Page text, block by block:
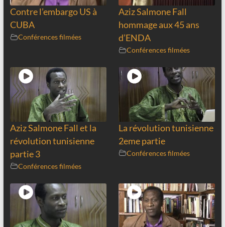
Contre l’embargo US à
CUBA
Conférences filmées
Aziz Salmone Fall
hommage aux 45 ans
d’ENDA
Conférences filmées
Aziz Salmone Fall et la
révolution tunisienne
partie 3
Conférences filmées
La révolution tunisienne
2eme partie
Conférences filmées